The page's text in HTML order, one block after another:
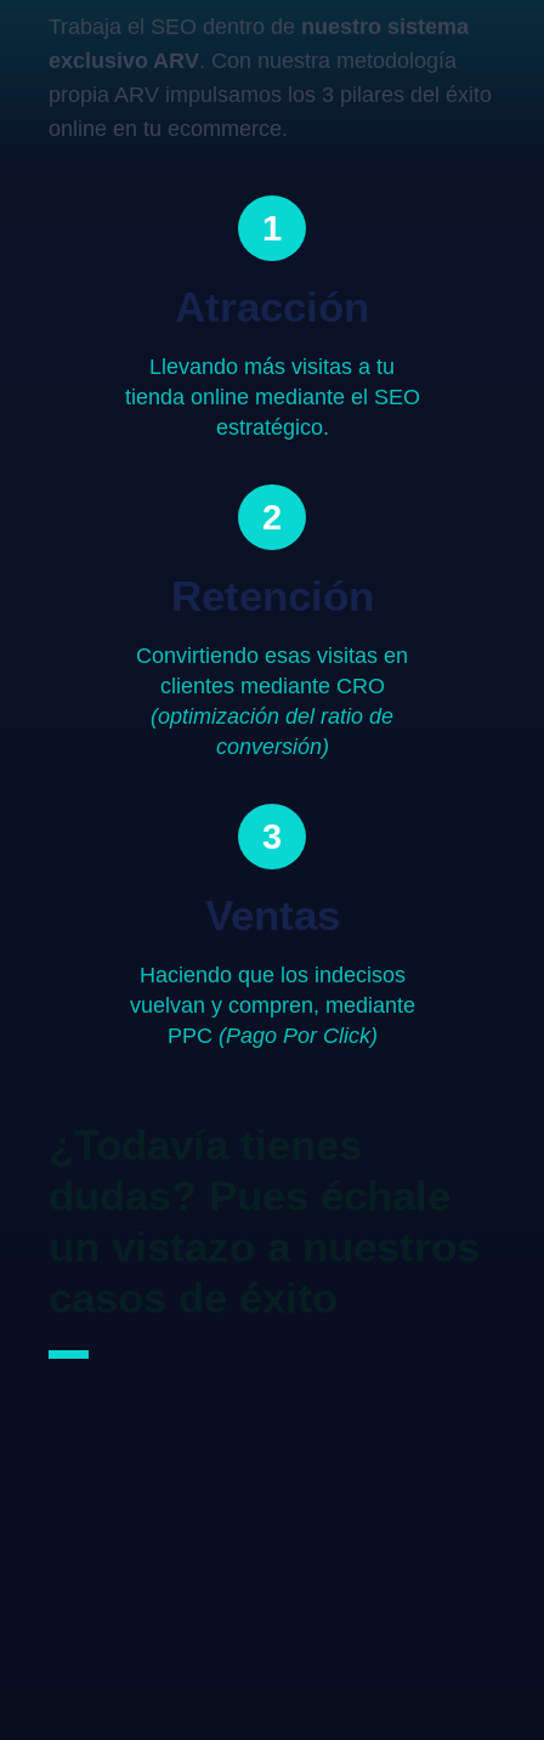
Trabaja el SEO dentro de nuestro sistema
exclusivo ARV. Con nuestra metodología
propia ARV impulsamos los 3 pilares del éxito
online en tu ecommerce.
1
Atracción
Llevando más visitas a tu
tienda online mediante el SEO
estratégico.
2
Retención
Convirtiendo esas visitas en
clientes mediante CRO
(optimización del ratio de
conversión)
3
Ventas
Haciendo que los indecisos
vuelvan y compren, mediante
PPC (Pago Por Click)